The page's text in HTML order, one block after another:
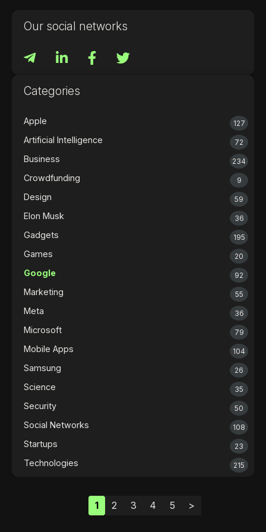
Our social networks
Categories
Apple 127
Artificial Intelligence 72
Business 234
Crowdfunding 9
Design 59
Elon Musk 36
Gadgets 195
Games 20
Google 92
Marketing 55
Meta 36
Microsoft 79
Mobile Apps 104
Samsung 26
Science 35
Security 50
Social Networks 108
Startups 23
Technologies 215
1 2 3 4 5 >